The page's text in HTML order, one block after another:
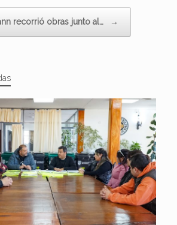
recorrió obras junto al… →